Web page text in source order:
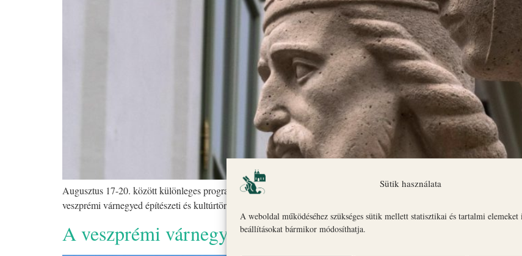
Sütik használata
A weboldal működéséhez szükséges sütik mellett statisztikai és tartalmi
beállításokat bármikor módosíthatja.
Augusztus 17-20. között különleges programokkal várjuk a látogatókat. Minden nap 11:30, 14:00 és 16:00 órakor
veszprémi várnegyed építészeti és kultúrtörténeti […]
A veszprémi várnegyedben ma is lépten-nyomon Szent